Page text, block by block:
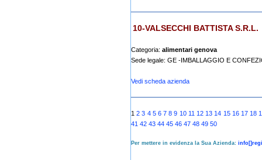
10-VALSECCHI BATTISTA S.R.L.
Categoria: alimentari genova
Sede legale: GE -IMBALLAGGIO E
Vedi scheda azienda
12 3 4 5 6 7 8 9 10 11 12 13 14 15 16 17 18
41 42 43 44 45 46 47 48 49 50
Per mettere in evidenza la Sua Azienda: